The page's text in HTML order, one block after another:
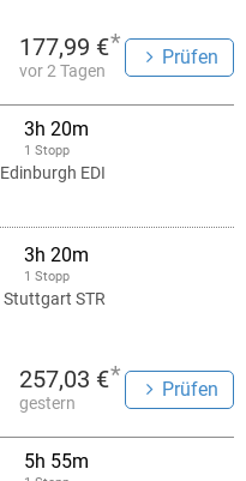
177,99 €*
vor 2 Tagen
Prüfen
3h 20m
1 Stopp
Edinburgh EDI
3h 20m
1 Stopp
Stuttgart STR
257,03 €*
gestern
Prüfen
5h 55m